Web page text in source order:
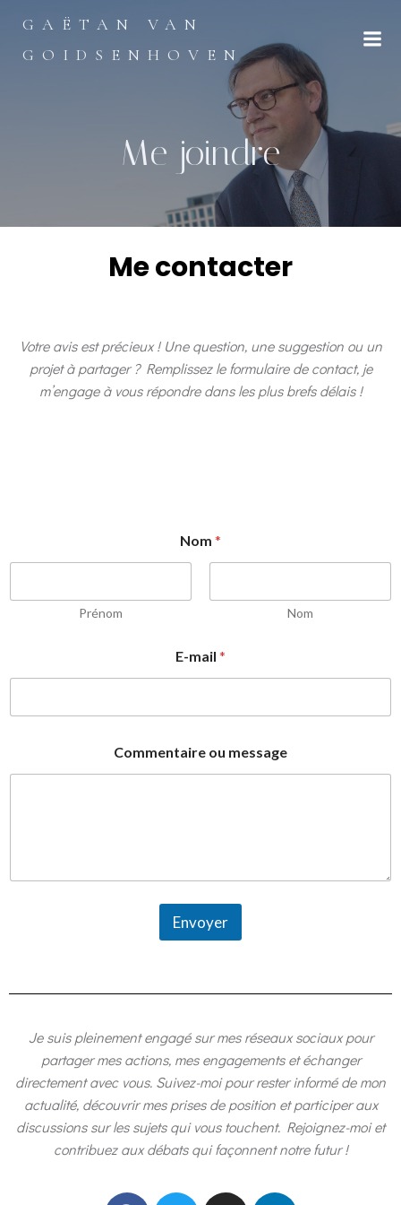
GAËTAN VAN
GOIDSENHOVEN
Me joindre
Me contacter
Votre avis est précieux ! Une question, une suggestion ou un
projet à partager ? Remplissez le formulaire de contact, je
m’engage à vous répondre dans les plus brefs délais !
Nom *
Prénom Nom
E-mail *
o
m
e
*
N
Commentaire ou message
Envoyer
Je suis pleinement engagé sur mes réseaux sociaux pour
partager mes actions, mes engagements et échanger
directement avec vous. Suivez-moi pour rester informé de mon
actualité, découvrir mes prises de position et participer aux
discussions sur les sujets qui vous touchent. Rejoignez-moi et
contribuez aux débats qui façonnent notre futur !